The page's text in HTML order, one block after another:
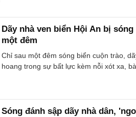
Dãy nhà ven biển Hội An bị
một đêm
Chỉ sau một đêm sóng biển cuộn trào,
hoang trong sự bất lực kèm nỗi xót xa,
Sóng đánh sập dãy nhà dân,